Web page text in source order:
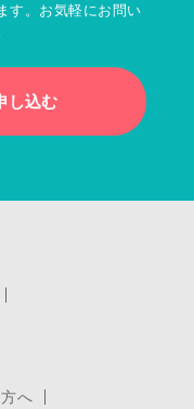
す。お気軽にお問い
し込む
へ